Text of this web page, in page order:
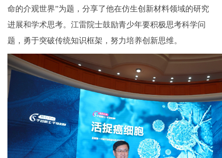
命的介观世界”为题，分享了他在仿生创新材料领域的研究
进展和学术思考。江雷院士鼓励青少年要积极思考科学问
题，勇于突破传统知识框架，努力培养创新思维。